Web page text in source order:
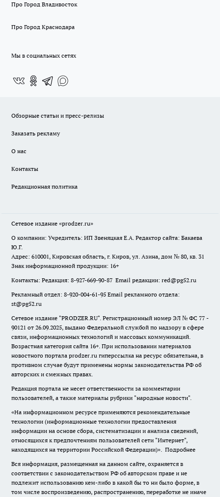
Про Город Владивосток
Про Город Краснодара
Мы в социальных сетях
Обзорные статьи и пресс-релизы
Заказать рекламу
О нас
Контакты
Редакционная политика
Сетевое издание «prodzer.ru»
О компании: Учредитель: ИП Звеняцкая Е.А. Редактор сайта: Бакаева
Ю.Г.
Адрес: 610001, Кировская область, г. Киров, ул. Азина, дом № 80, кв. 31
Знак информационной продукции: 16+
Контакты: Редакция: 8-927-669-90-87 Email редакции: red@pg52.ru
Рекламный отдел: 8-920-004-61-95 Email рекламного отдела:
st@pg52.ru
Сетевое издание "PRODZER.RU". Регистрационный номер ЭЛ № ФС 77 -
90121 от 26.09.2025, выдано Федеральной службой по надзору в сфере
связи, информационных технологий и массовых коммуникаций.
Возрастная категория сайта 16+. При использовании материалов
новостного портала prodzer.ru гиперссылка на ресурс обязательна, в
противном случае будут применены нормы законодательства РФ об
авторских и смежных правах.
Редакция портала не несет ответственности за комментарии
пользователей, а также материалы рубрики "народные новости".
«На информационном ресурсе применяются рекомендательные
технологии (информационные технологии предоставления
информации на основе сбора, систематизации и анализа сведений,
относящихся к предпочтениям пользователей сети "Интернет",
находящихся на территории Российской Федерации)». Подробнее
Вся информация, размещенная на данном сайте, охраняется в
соответствии с законодательством РФ об авторском праве и не
подлежит использованию кем-либо в какой бы то ни было форме, в
том числе воспроизведению, распространению, переработке не иначе